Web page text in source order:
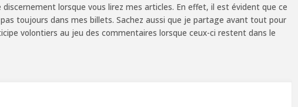
lorsque vous lirez mes articles. En effet, il est évident que ce
toujours dans mes billets. Sachez aussi que je partage avant tout pour
volontiers au jeu des commentaires lorsque ceux-ci restent dans le